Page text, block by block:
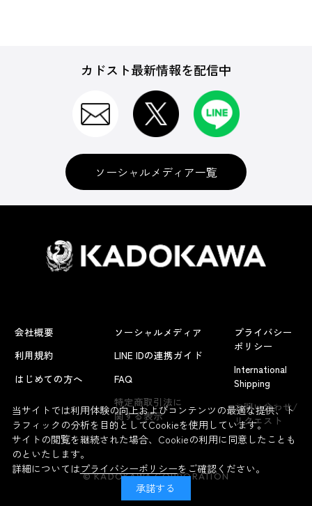
よくあるお問い合わせ
カドスト最新情報を配信中
ソーシャルメディア一覧
会社概要
利用規約
はじめての方へ
ソーシャルメディア
LINE IDの連携ガイド
FAQ
特定商取引法に
関する表示
プライバシー
ポリシー
International
Shipping
お問い合わせ/
リクエスト
© KADOKAWA CORPORATION
当サイトでは利用体験の向上およびコンテンツの最適な提供、ト
ラフィックの分析を目的としてCookieを使用しています。
サイトの閲覧を継続された場合、Cookieの利用に同意したことも
のといたします。
詳細についてはプライバシーポリシーをご確認ください。
承諾する